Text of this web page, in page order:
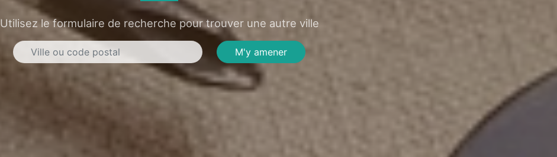
Utilisez le formulaire de recherche pour trouver une autre ville
M'y amener